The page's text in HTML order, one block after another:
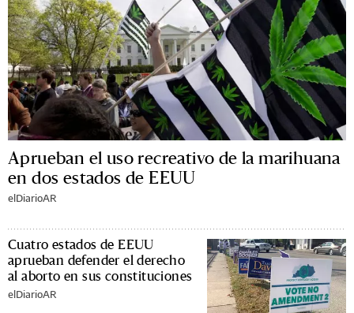
Aprueban el uso recreativo de la marihuana
en dos estados de EEUU
elDiarioAR
Cuatro estados de EEUU
aprueban defender el derecho
al aborto en sus constituciones
elDiarioAR